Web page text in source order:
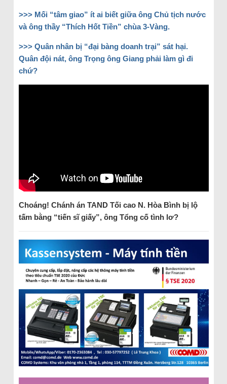
>>> Mối “tâm giao” ít ai biết giữa ông Chủ tịch nước
và ông thầy “Thích Hốt Tiền” chùa 3-Vàng.
>>> Quân nhân bị “đại bàng doanh trại” sát hại.
Quân đội nát, ông Trọng ông Giang phải làm gì đi
chứ?
Choáng! Chánh án TAND Tối cao N. Hòa Bình bị lộ
tấm bằng “tiến sĩ giấy”, ông Tổng cố tình lơ?